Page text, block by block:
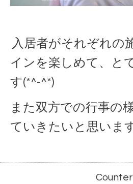
入居者がそれぞれの
インを楽しめて、と
す(*^-^*)
また双方での行事の
ていきたいと思いま
Counter